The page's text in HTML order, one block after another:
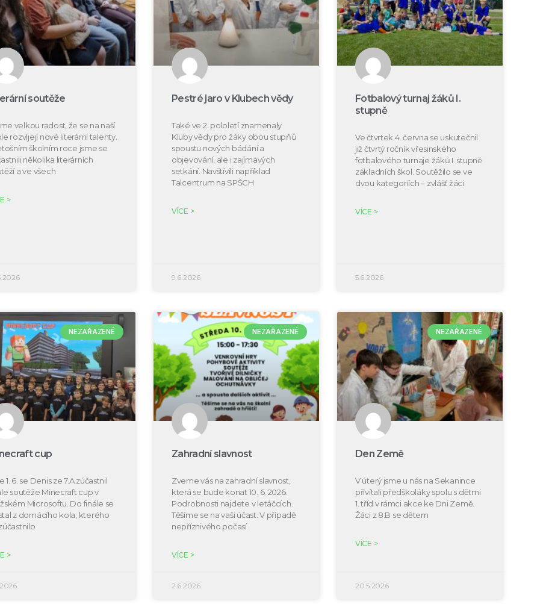
soutěže
velkou radost, že se na naší
rozvíjejí nové literární talenty.
školním roce jsme se
několika literárních
a ve všech
>
Pestré jaro v Klubech vědy
Také ve 2. pololetí znamenaly
Kluby vědy pro žáky obou stupňů
spoustu nových bádání a
objevování, ale i zajímavých
setkání. Navštívili například
Talcentrum na SPŠCH
VÍCE >
9.6.2026
Fotbalový turnaj žáků I.
stupně
Ve čtvrtek 4. června se uskutečnil
již čtvrtý ročník vřesinského
fotbalového turnaje žáků I. stupně
základních škol. Soutěžilo se ve
dvou kategoriích – zvlášť žáci
VÍCE >
5.6.2026
NEZAŘAZENÉ
cup
1. 6. se Denis ze 7.A zúčastnil
soutěže Minecraft cup v
Microsoftu. Do finále se
z domácího kola, kterého
>
NEZAŘAZENÉ
Zahradní slavnost
Zveme vás na zahradní slavnost,
která se bude konat 10. 6. 2026.
Podrobnosti najdete v letáčcích.
Těšíme se na vaši účast. V případě
nepříznivého počasí
VÍCE >
2.6.2026
NEZAŘAZENÉ
Den Země
V úterý jsme u nás na Sekanince
přivítali předškoláky spolu s dětmi
1. tříd v rámci akce ke Dni Země.
Žáci z 8.B se dětem
VÍCE >
20.5.2026